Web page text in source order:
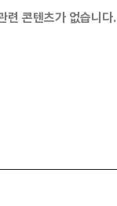
련 콘텐츠가 없습니다.